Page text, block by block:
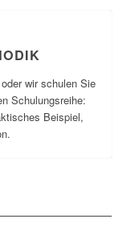
wir schulen Sie
Schulungsreihe:
Beispiel,